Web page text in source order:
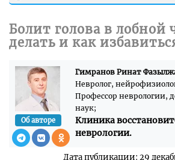
Болит голова в лобной
делать и как
Гимранов Ринат
Невролог,
Профессор неврологии,
наук;
Клиника
неврологии.
Об авторе
Дата публикации: 29